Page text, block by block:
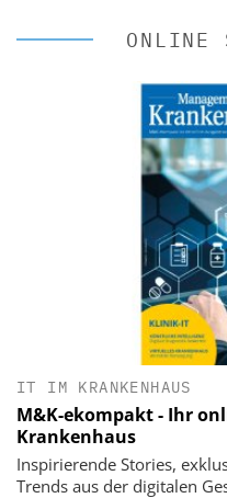
ONLINE
IT IM KRANKENHAUS
M&K-ekompakt - Ihr
Krankenhaus
Inspirierende Stories,
Trends aus der digitalen